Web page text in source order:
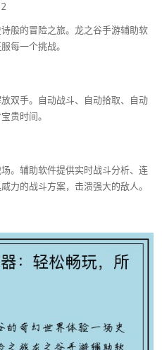
般的冒险之旅。龙之谷手游辅助软
每一个挑战。
双手。自动战斗、自动拾取、自动
贵时间。
。辅助软件提供实时战斗分析、连
力的战斗方案，击溃强大的敌人。